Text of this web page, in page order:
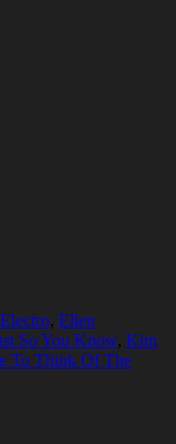
Electro, Ellen
So You Know, Kim
To Think Of The